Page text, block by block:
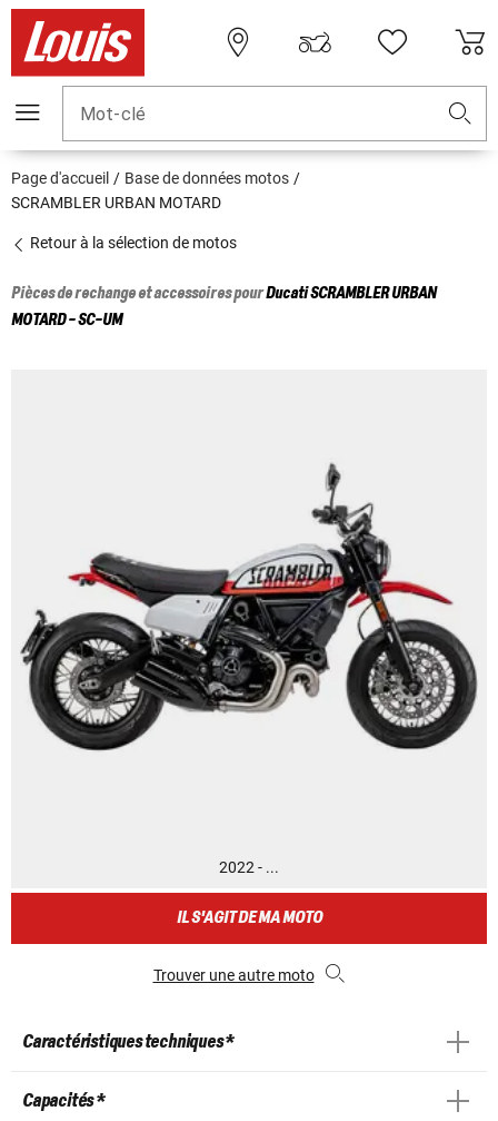
Mot-clé
Page d'accueil
Base de données motos
SCRAMBLER URBAN MOTARD
Retour à la sélection de motos
Pièces de rechange et accessoires pourDucatiSCRAMBLER URBAN
MOTARD - SC-UM
2022 - ...
IL S'AGIT DE MA MOTO
Trouver une autre moto
Caractéristiques techniques *
Capacités *